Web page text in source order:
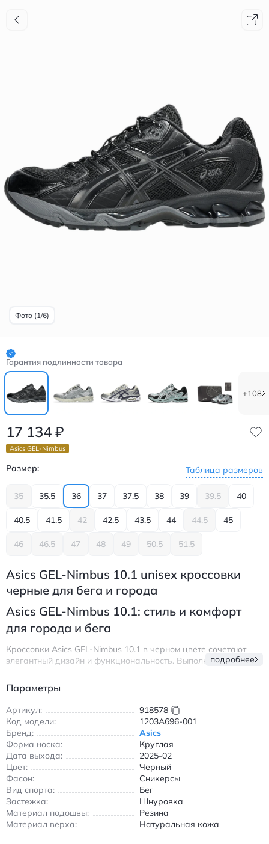
Фото (1/6)
Гарантия подлинности товара
+108
17 134 ₽
Asics GEL-Nimbus
Размер: Таблица размеров
35 35.5 36 37 37.5 38 39 39.5 40
40.5 41.5 42 42.5 43.5 44 44.5 45
46 46.5 47 48 49 50.5 51.5
Asics GEL-Nimbus 10.1 unisex кроссовки
черные для бега и города
Asics GEL-Nimbus 10.1: стиль и комфорт
для города и бега
Кроссовки Asics GEL-Nimbus 10.1 в черном цвете сочетают
элегантный дизайн и функциональность. Выполнены из
надежную фиксацию благодаря шнуровке. Технология
амортизации GEL гарантирует поглощение ударных нагрузок
при беге, а воздухопроницаемая подкладка сохраняет ноги
сухими в течение всего дня.
Идеальны для городских прогулок и тренировок: легкая
резиновая подошва обеспечивает отличное сцепление, а
износостойкие материалы продлевают срок службы. Модель
с круглым носком и низким голенищем подходит для
повседневного использования в любое время года.
- Амортизация GEL для комфорта при беге
- Натуральная кожа и текстиль
- Универсальный черный цвет
подробнее
Параметры
Артикул:
918578
Код модели:
1203A696-001
Бренд:
Asics
Форма носка:
Круглая
Дата выхода:
2025-02
Цвет:
Черный
Фасон:
Сникерсы
Вид спорта:
Бег
Застежка:
Шнуровка
Материал подошвы:
Резина
Материал верха:
Натуральная кожа